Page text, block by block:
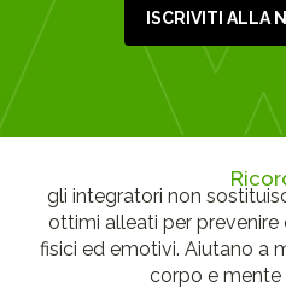
ISCRIVITI ALLA
gli integratori non
ottimi alleati per
fisici ed emotivi. Aiutano a
corpo e mente